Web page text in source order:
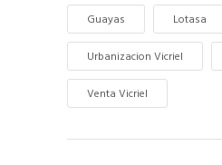
Guayas Lotasa
Urbanizacion Vicriel
Venta Vicriel